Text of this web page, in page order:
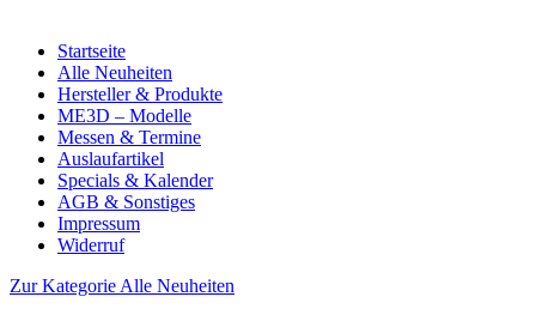
Startseite
Alle Neuheiten
Hersteller & Produkte
ME3D – Modelle
Messen & Termine
Auslaufartikel
Specials & Kalender
AGB & Sonstiges
Impressum
Widerruf
Zur Kategorie Alle Neuheiten